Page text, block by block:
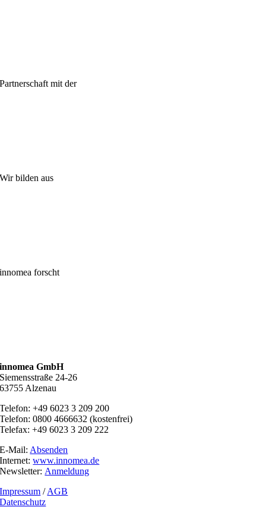
Partnerschaft mit der
Wir bilden aus
innomea forscht
innomea GmbH
Siemensstraße 24-26
63755 Alzenau
Telefon: +49 6023 3 209 200
Telefon: 0800 4666632 (kostenfrei)
Telefax: +49 6023 3 209 222
E-Mail:Absenden
Internet:www.innomea.de
Newsletter:Anmeldung
Impressum /AGB
Datenschutz